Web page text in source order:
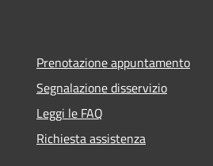
Prenotazione appuntamento
Segnalazione disservizio
Leggi le FAQ
Richiesta assistenza